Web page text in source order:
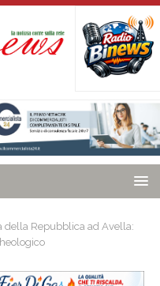
della Repubblica ad Avella: